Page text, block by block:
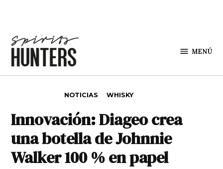
MENÚ
NOTICIAS WHISKY
Innovación: Diageo crea
una botella de Johnnie
Walker 100 % en papel